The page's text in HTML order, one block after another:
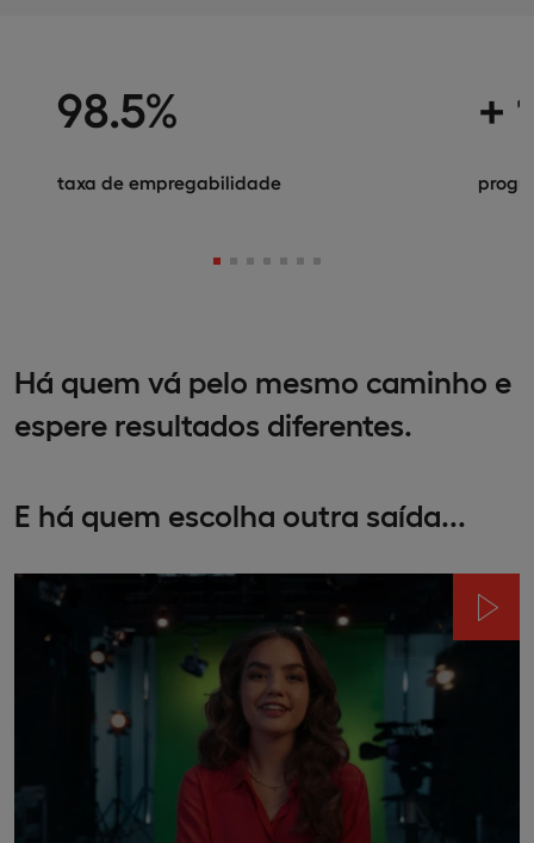
98.5%
taxa de empregabilidade
+
Há quem vá pelo mesmo caminho e
espere resultados diferentes.
E há quem escolha outra saída...